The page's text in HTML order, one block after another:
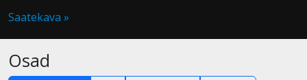
Saatekava »
Osad